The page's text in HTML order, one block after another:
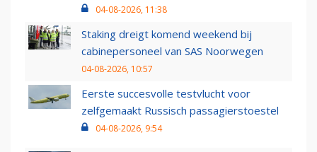
04-08-2026, 11:38
Staking dreigt komend weekend bij
cabinepersoneel van SAS Noorwegen
04-08-2026, 10:57
Eerste succesvolle testvlucht voor
zelfgemaakt Russisch passagierstoestel
04-08-2026, 9:54